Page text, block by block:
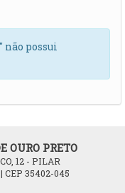
possui
OURO PRETO
12 - PILAR
CEP 35402-045